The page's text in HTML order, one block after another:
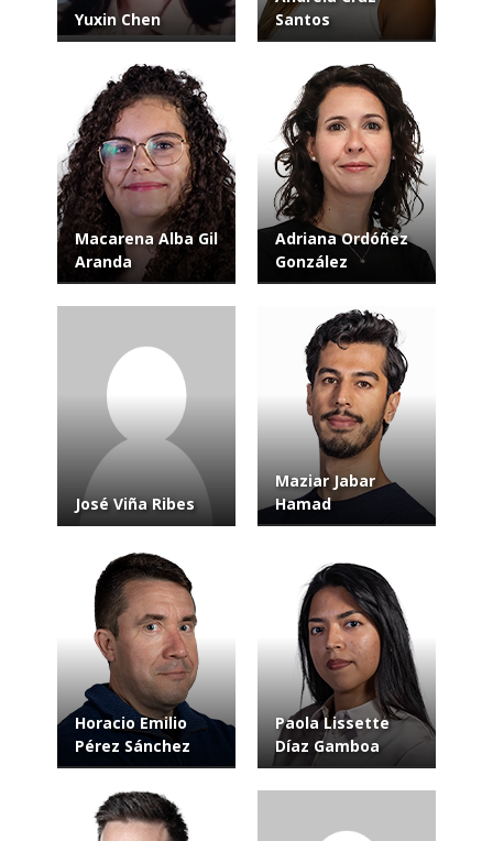
Yuxin Chen
Santos
Macarena Alba Gil
Aranda
Adriana Ordóñez
González
José Viña Ribes
Maziar Jabar
Hamad
Horacio Emilio
Pérez Sánchez
Paola Lissette
Díaz Gamboa